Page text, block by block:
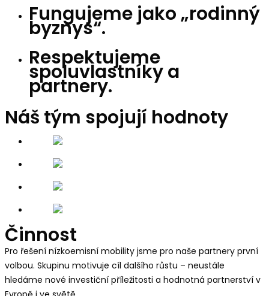
Fungujeme jako „rodinný
byznys“.
Respektujeme
spoluvlastníky a
partnery.
Náš tým spojují hodnoty
Činnost
Pro řešení nízkoemisní mobility jsme pro naše partnery první
volbou. Skupinu motivuje cíl dalšího růstu – neustále
hledáme nové investiční příležitosti a hodnotná partnerství v